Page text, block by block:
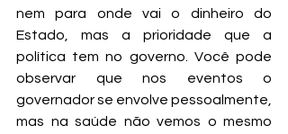
nem para onde vai o dinheiro do
Estado, mas a prioridade que a
política tem no governo. Você pode
observar que nos eventos o
governador se envolve pessoalmente,
mas na saúde não vemos o mesmo